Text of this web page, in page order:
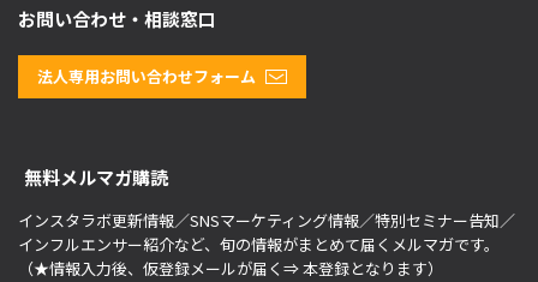
お問い合わせ・相談窓口
法人専用お問い合わせフォーム
無料メルマガ購読
インスタラボ更新情報／SNSマーケティング情報／特別セミナー告知／
インフルエンサー紹介など、旬の情報がまとめて届くメルマガです。
（★情報入力後、仮登録メールが届く⇒ 本登録となります）